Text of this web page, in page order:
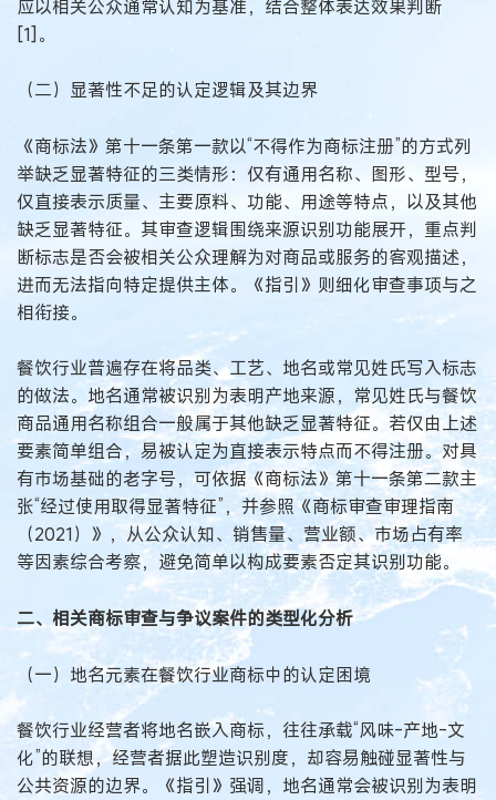
应以相关公众通常认知为基准，结合整体表达效果判断
[1]。
（二）显著性不足的认定逻辑及其边界
《商标法》第十一条第一款以“不得作为商标注册”的方式列
举缺乏显著特征的三类情形：仅有通用名称、图形、型号，
仅直接表示质量、主要原料、功能、用途等特点，以及其他
缺乏显著特征。其审查逻辑围绕来源识别功能展开，重点判
断标志是否会被相关公众理解为对商品或服务的客观描述，
进而无法指向特定提供主体。《指引》则细化审查事项与之
相衔接。
餐饮行业普遍存在将品类、工艺、地名或常见姓氏写入标志
的做法。地名通常被识别为表明产地来源，常见姓氏与餐饮
商品通用名称组合一般属于其他缺乏显著特征。若仅由上述
要素简单组合，易被认定为直接表示特点而不得注册。对具
有市场基础的老字号，可依据《商标法》第十一条第二款主
张“经过使用取得显著特征”，并参照《商标审查审理指南
（2021）》，从公众认知、销售量、营业额、市场占有率
等因素综合考察，避免简单以构成要素否定其识别功能。
二、相关商标审查与争议案件的类型化分析
（一）地名元素在餐饮行业商标中的认定困境
餐饮行业经营者将地名嵌入商标，往往承载“风味-产地-文
化”的联想，经营者据此塑造识别度，却容易触碰显著性与
公共资源的边界。《指引》强调，地名通常会被识别为表明